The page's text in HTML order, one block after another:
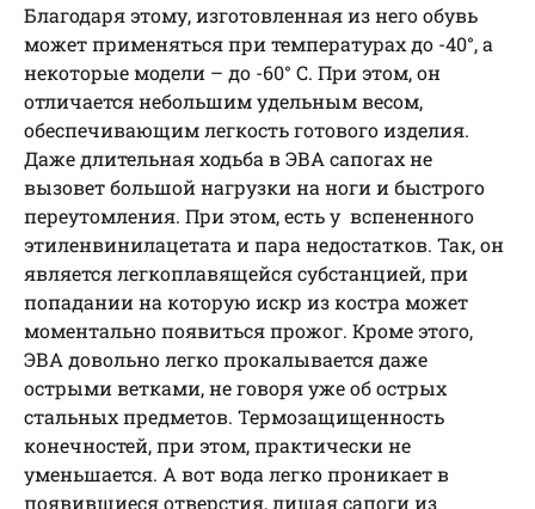
Благодаря этому, изготовленная из него обувь
может применяться при температурах до -40°, а
некоторые модели – до -60° С. При этом, он
отличается небольшим удельным весом,
обеспечивающим легкость готового изделия.
Даже длительная ходьба в ЭВА сапогах не
вызовет большой нагрузки на ноги и быстрого
переутомления. При этом, есть у вспененного
этиленвинилацетата и пара недостатков. Так, он
является легкоплавящейся субстанцией, при
попадании на которую искр из костра может
моментально появиться прожог. Кроме этого,
ЭВА довольно легко прокалывается даже
острыми ветками, не говоря уже об острых
стальных предметов. Термозащищенность
конечностей, при этом, практически не
уменьшается. А вот вода легко проникает в
появившиеся отверстия, лишая сапоги из